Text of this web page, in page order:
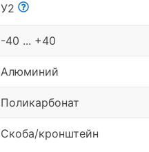
У2
-40 ... +40
Алюминий
Поликарбонат
Скоба/кронштейн